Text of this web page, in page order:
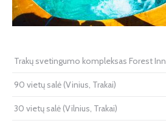
Trakų svetingumo kompleksas Forest Inn
90 vietų salė (Vinius, Trakai)
30 vietų salė (Vilnius, Trakai)